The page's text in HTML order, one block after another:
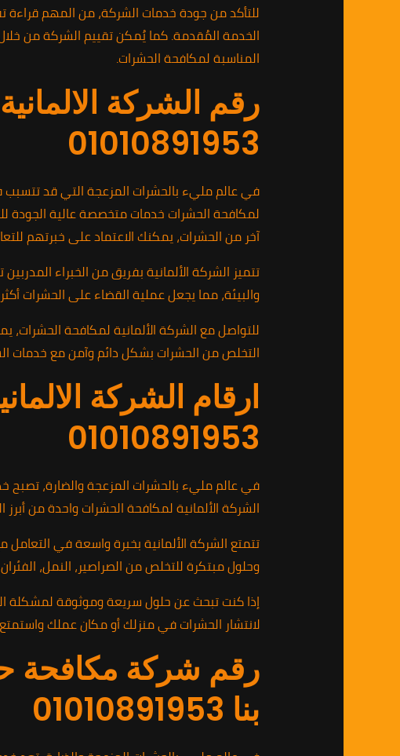
للتأكد من جودة خدمات الشركة، من المهم قراءة
الخدمة المُقدمة. كما يُمكن تقييم الشركة من
المناسبة لمكافحة الحشرات.
رقم الشركة
01010891953
في عالم مليء بالحشرات المزعجة التي قد تتسبب
لمكافحة الحشرات خدمات متخصصة عالية الجودة
آخر من الحشرات، يمكنك الاعتماد على خبرتهم
تتميز الشركة الألمانية بفريق من الخبراء
والبيئة، مما يجعل عملية القضاء على الحشرات
التخلص من الحشرات بشكل دائم وآمن مع خدمات
ارقام الشركة
01010891953
في عالم مليء بالحشرات المزعجة والضارة، تصبح
الشركة الألمانية لمكافحة الحشرات واحدة من
تتمتع الشركة الألمانية بخبرة واسعة في
وحلول مبتكرة للتخلص من الصراصير، النمل،
لانتشار الحشرات في منزلك أو مكان عملك
رقم شركة مكافحة
بنا 01010891953